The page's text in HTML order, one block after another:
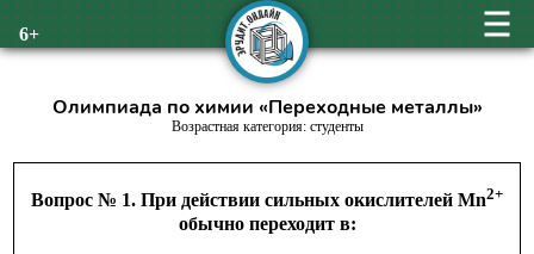
6+
Олимпиада по химии «Переходные металлы»
Возрастная категория: студенты
Вопрос № 1. При действии сильных окислителей Mn2+
обычно переходит в: